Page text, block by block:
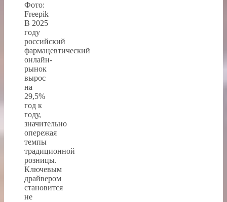
Фото:
Freepik
В 2025
году
российский
фармацевтический
онлайн-
рынок
вырос
на
29,5%
год к
году,
значительно
опережая
темпы
традиционной
розницы.
Ключевым
драйвером
становится
не